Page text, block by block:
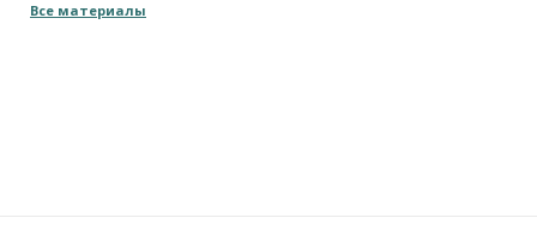
Все материалы